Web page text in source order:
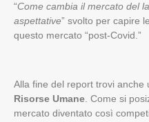
“Come cambia il mercato del
aspettative” svolto per capire
questo mercato “post-Covid.”
Alla fine del report trovi anche
Risorse Umane . Come si
mercato diventato così